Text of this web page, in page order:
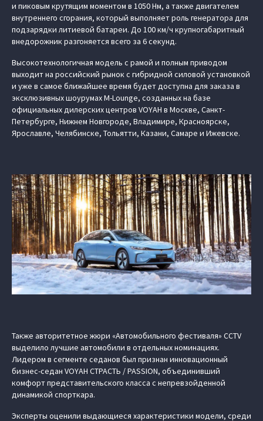
и пиковым крутящим моментом в 1050 Нм, а также двигателем
внутреннего сгорания, который выполняет роль генератора для
подзарядки литиевой батареи. До 100 км/ч крупногабаритный
внедорожник разгоняется всего за 6 секунд.
Высокотехнологичная модель с рамой и полным приводом
выходит на российский рынок с гибридной силовой установкой
и уже в самое ближайшее время будет доступна для заказа в
эксклюзивных шоурумах M-Lounge, созданных на базе
официальных дилерских центров VOYAH в Москве, Санкт-
Петербурге, Нижнем Новгороде, Владимире, Красноярске,
Ярославле, Челябинске, Тольятти, Казани, Самаре и Ижевске.
Также авторитетное жюри «Автомобильного фестиваля» CCTV
выделило лучшие автомобили в отдельных номинациях.
Лидером в сегменте седанов был признан инновационный
бизнес-седан VOYAH СТРАСТЬ / PASSION, объединивший
комфорт представительского класса с непревзойденной
динамикой спорткара.
Эксперты оценили выдающиеся характеристики модели, среди